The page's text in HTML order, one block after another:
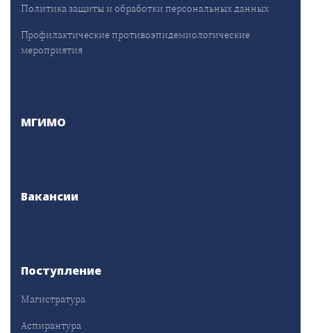
Политика защиты и обработки персональных данных
Профилактические противоэпидемиологические
мероприятия
МГИМО
Вакансии
Поступление
Магистратура
Аспирантура